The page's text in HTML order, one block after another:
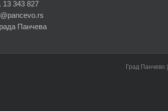
13 343 827
Панчева
Град Панчево |